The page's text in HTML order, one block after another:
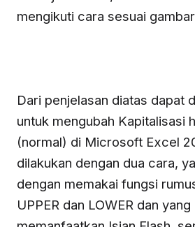
mengikuti cara sesuai
Dari penjelasan diatas dapat
untuk mengubah Kapitalisasi
(normal) di Microsoft Excel
dilakukan dengan dua cara,
dengan memakai fungsi
UPPER dan LOWER dan